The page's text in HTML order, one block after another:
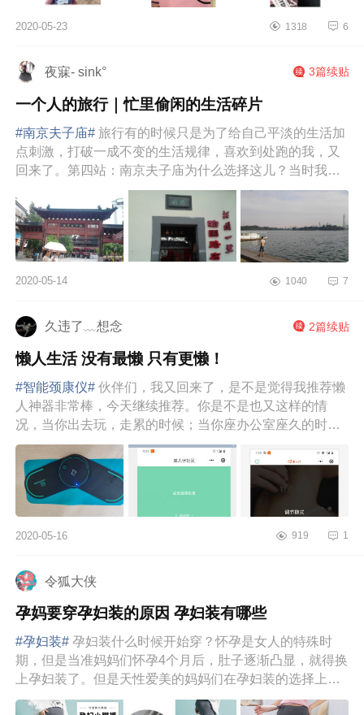
2020-05-23 1318 6
夜寐- sink° 3篇续贴
一个人的旅行｜忙里偷闲的生活碎片
#南京夫子庙# 旅行有的时候只是为了给自己平淡的生活加
点刺激，打破一成不变的生活规律，喜欢到处跑的我，又
回来了。第四站：南京夫子庙为什么选择这儿？当时我就
是听同事说了一下，说南...
2020-05-14 1040 7
久违了﹏想念 2篇续贴
懒人生活 没有最懒 只有更懒！
#智能颈康仪# 伙伴们，我又回来了，是不是觉得我推荐懒
人神器非常棒，今天继续推荐。你是不是也又这样的情
况，当你出去玩，走累的时候；当你座办公室座久的时候
亦或者是当你想要放松的时...
2020-05-16 919 1
令狐大侠
孕妈要穿孕妇装的原因 孕妇装有哪些
#孕妇装# 孕妇装什么时候开始穿？怀孕是女人的特殊时
期，但是当准妈妈们怀孕4个月后，肚子逐渐凸显，就得换
上孕妇装了。但是天性爱美的妈妈们在孕妇装的选择上可
是有很多需要注意的。...